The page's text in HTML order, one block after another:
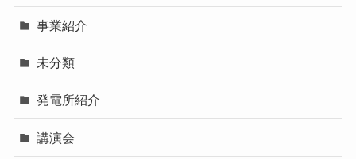
事業紹介
未分類
発電所紹介
講演会